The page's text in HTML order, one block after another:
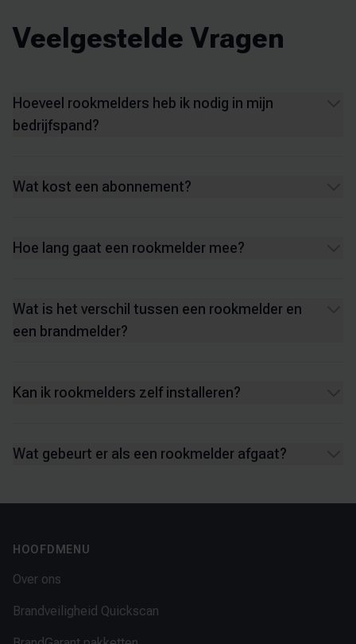
Veelgestelde Vragen
Hoeveel rookmelders heb ik nodig in mijn
bedrijfspand?
Wat kost een abonnement?
Hoe lang gaat een rookmelder mee?
Wat is het verschil tussen een rookmelder en
een brandmelder?
Kan ik rookmelders zelf installeren?
Wat gebeurt er als een rookmelder afgaat?
HOOFDMENU
Over ons
Brandveiligheid Quickscan